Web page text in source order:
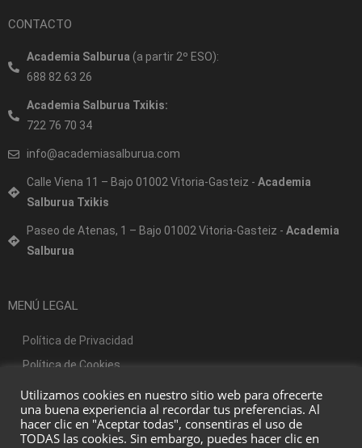
CONTACTO
Academia Salburua (a partir 2º ESO):
688 82 63 26
Academia Salburua Txikis:
722 76 70 34
info@academiasalburua.com
Calle Viena 11 – Bajo 01002 Vitoria-Gasteiz - Academia
Salburua Txikis
Paseo de Atenas, 1 – Bajo 01002 Vitoria-Gasteiz - Academia
Salburua
MENÚ LEGAL
Política de Privacidad
Política de Cookies
Aviso Legal
Utilizamos cookies en nuestro sitio web para ofrecerte
una buena experiencia al recordar tus preferencias. Al
hacer clic en "Aceptar todas", consentiras el uso de
TODAS las cookies. Sin embargo, puedes hacer clic en